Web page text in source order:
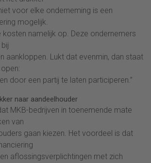
voor elke onderneming is een
mogelijk.
kosten namelijk op. Deze ondernemers
aankloppen. Lukt dat evenmin, dan staat
door een partij te laten participeren.”
naar aandeelhouder
MKB-bedrijven in toenemende mate
van
gaan kiezen. Het voordeel is dat
aflossingsverplichtingen met zich